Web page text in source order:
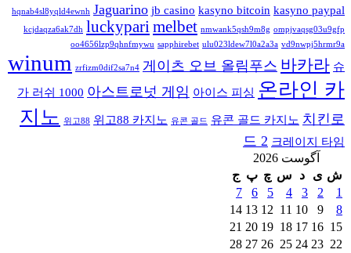
hqnab4sl8yqld4ewnh Jaguarino jb casino kasyno bitcoin kasyno paypal
kcjdaqza6ak7dh luckypari melbet nmwank5qsh9m8g ompjvaqsg03u9gfp
oo4656lzp9qhnfmywu sapphirebet ulu023ldew7l0a2a3a vd9nwpj5hrmr9a
winum zrfizm0dif2sa7n4 게이츠 오브 올림푸스 바카라 슈
가 러쉬 1000 아스트로넛 게임 아이스 피싱 온라인 카
지노 위고88 위고88 카지노 유콘 골드 유콘 골드 카지노 치킨로
드 2 크레이지 타임
آگوست 2026
ش ی د س چ پ ج
1
2
3
4
5
6
7
8
9
10
11
12
13
14
15
16
17
18
19
20
21
22
23
24
25
26
27
28